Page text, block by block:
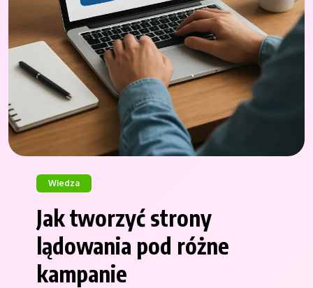
Wiedza
Jak tworzyć strony
lądowania pod różne
kampanie